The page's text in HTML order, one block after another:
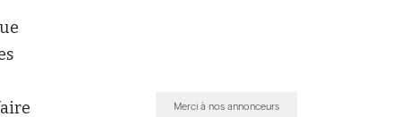
Merci à nos annonceurs